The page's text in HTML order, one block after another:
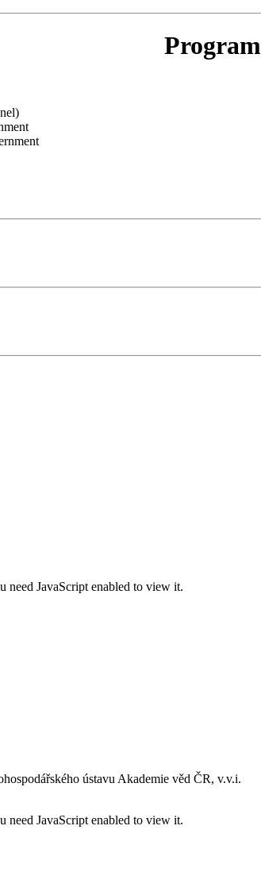
Program
need JavaScript enabled to view it.
ústavu Akademie věd ČR, v.v.i.
need JavaScript enabled to view it.